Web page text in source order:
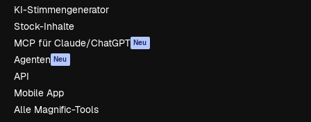
KI-Stimmengenerator
Stock-Inhalte
MCP für Claude/ChatGPT Neu
Agenten Neu
API
Mobile App
Alle Magnific-Tools